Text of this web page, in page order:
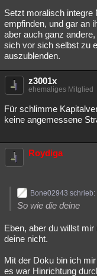
Setzt moralisch integre
empfinden, und gar an
aber auch ganz
sich vor sich selbst zu
auszublenden.
z3001x
ehemaliges Mitglied
Für schlimme
keine angemessene
Roydiga
Bone02943 schrieb:
So wie die deine
Eben, aber du willst
deine nicht.
Mit der Doku bin ich
es war Hinrichtung